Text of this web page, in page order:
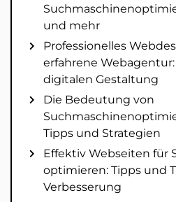
und mehr
Professionelles
erfahrene
digitalen Gestaltung
Die Bedeutung von
Tipps und Strategien
Effektiv Webseiten für
optimieren: Tipps und
Verbesserung